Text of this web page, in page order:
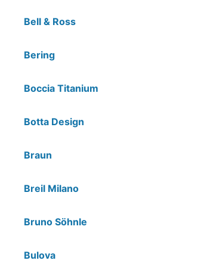
Bell & Ross
Bering
Boccia Titanium
Botta Design
Braun
Breil Milano
Bruno Söhnle
Bulova